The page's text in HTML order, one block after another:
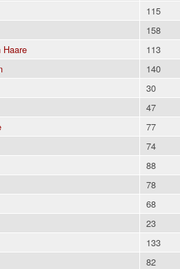
115
158
Haare
113
140
30
47
77
74
88
78
68
23
133
82